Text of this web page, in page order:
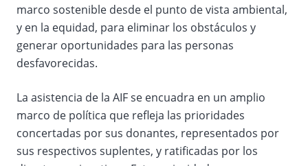
marco sostenible desde el punto de vista ambiental,
y en la equidad, para eliminar los obstáculos y
generar oportunidades para las personas
desfavorecidas.
La asistencia de la AIF se encuadra en un amplio
marco de política que refleja las prioridades
concertadas por sus donantes, representados por
sus respectivos suplentes, y ratificadas por los